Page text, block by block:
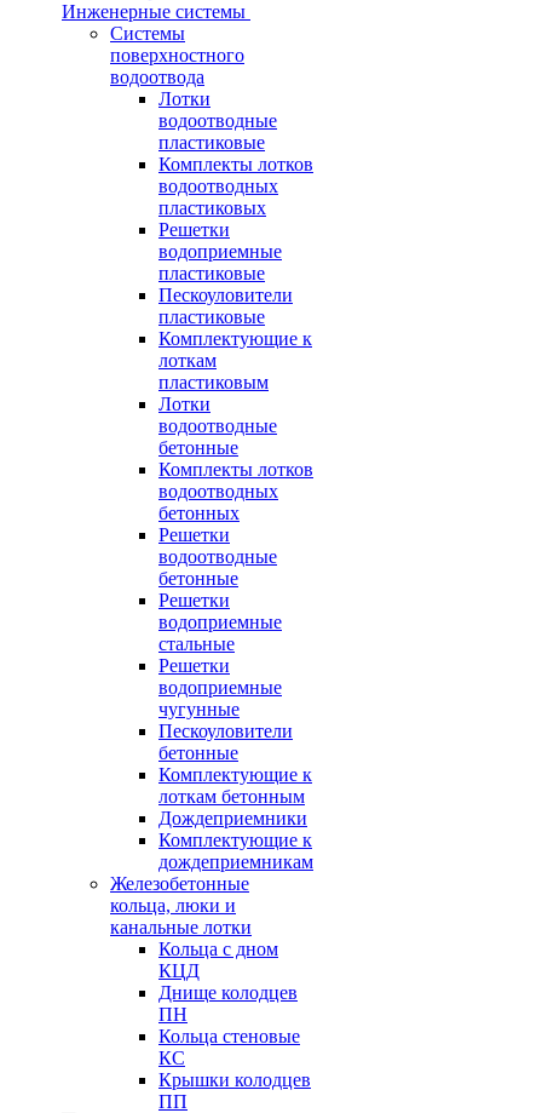
Инженерные системы
Системы
поверхностного
водоотвода
Лотки
водоотводные
пластиковые
Комплекты лотков
водоотводных
пластиковых
Решетки
водоприемные
пластиковые
Пескоуловители
пластиковые
Комплектующие к
лоткам
пластиковым
Лотки
водоотводные
бетонные
Комплекты лотков
водоотводных
бетонных
Решетки
водоотводные
бетонные
Решетки
водоприемные
стальные
Решетки
водоприемные
чугунные
Пескоуловители
бетонные
Комплектующие к
лоткам бетонным
Дождеприемники
Комплектующие к
дождеприемникам
Железобетонные
кольца, люки и
канальные лотки
Кольца с дном
КЦД
Днище колодцев
ПН
Кольца стеновые
КС
Крышки колодцев
ПП